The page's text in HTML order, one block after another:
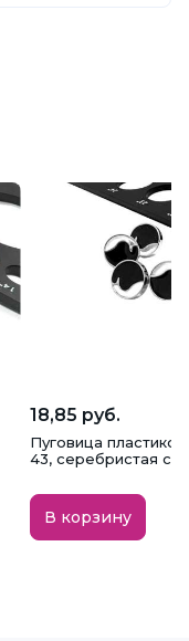
18,85 руб.
Пуговица
43, серебристая с
В корзину